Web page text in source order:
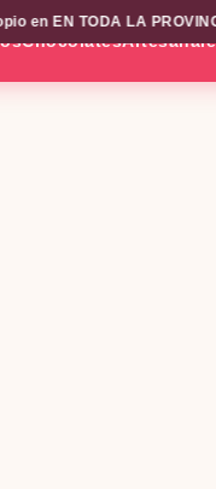
EN TODA LA
Chocolates